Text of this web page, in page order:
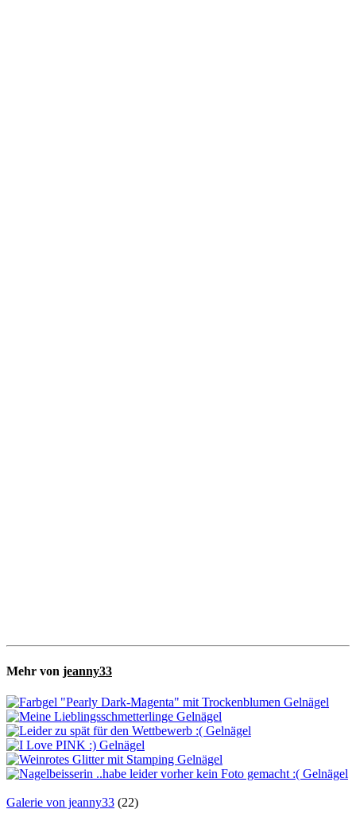
Mehr von jeanny33
Galerie von jeanny33 (22)